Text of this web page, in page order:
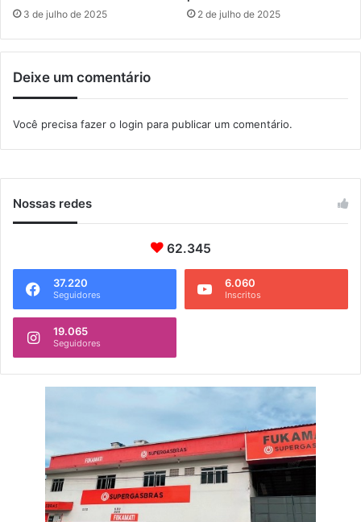
a
a
h
r
t
n
h
e
a
3 de julho de 2025 2 de julho de 2025
Deixe um comentário
Você precisa fazer o login para publicar um comentário.
Nossas redes
62.345
37.220
Seguidores
6.060
Inscritos
19.065
Seguidores